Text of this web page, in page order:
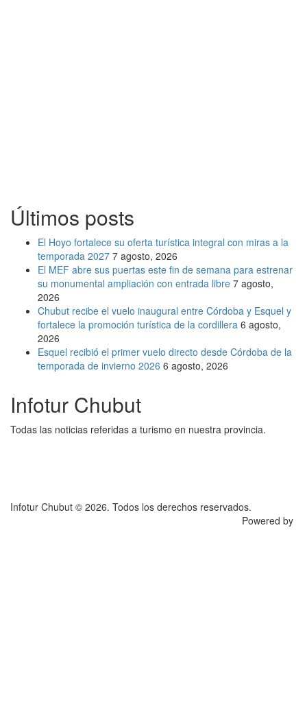
Últimos posts
El Hoyo fortalece su oferta turística integral con miras a la
temporada 2027 7 agosto, 2026
El MEF abre sus puertas este fin de semana para estrenar
su monumental ampliación con entrada libre 7 agosto,
2026
Chubut recibe el vuelo inaugural entre Córdoba y Esquel y
fortalece la promoción turística de la cordillera 6 agosto,
2026
Esquel recibió el primer vuelo directo desde Córdoba de la
temporada de invierno 2026 6 agosto, 2026
Infotur Chubut
Todas las noticias referidas a turismo en nuestra provincia.
Infotur Chubut © 2026. Todos los derechos reservados.
Powered by